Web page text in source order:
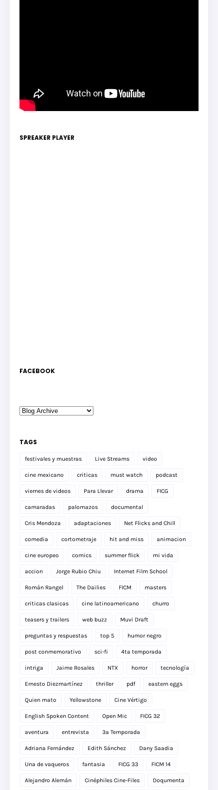
SPREAKER PLAYER
FACEBOOK
TAGS
festivales y muestras Live Streams video
cine mexicano criticas must watch podcast
viernes de videos Para Llevar drama FICG
camaradas palomazos documental
Cris Mendoza adaptaciones Net Flicks and Chill
comedia cortometraje hit and miss animacion
cine europeo comics summer flick mi vida
accion Jorge Rubio Chiu Internet Film School
Román Rangel The Dailies FICM masters
criticas clasicas cine latinoamericano churro
teasers y trailers web buzz Muvi Draft
preguntas y respuestas top 5 humor negro
post conmemorativo sci-fi 4ta temporada
intriga Jaime Rosales NTX horror tecnología
Ernesto Diezmartínez thriller pdf eastern eggs
Quien mato Yellowstone Cine Vértigo
English Spoken Content Open Mic FICG 32
aventura entrevista 3a Temporada
Adriana Fernández Edith Sánchez Dany Saadia
Una de vaqueros fantasia FICG 33 FICM 14
Alejandro Alemán Cinéphiles Cine-Files Doqumenta